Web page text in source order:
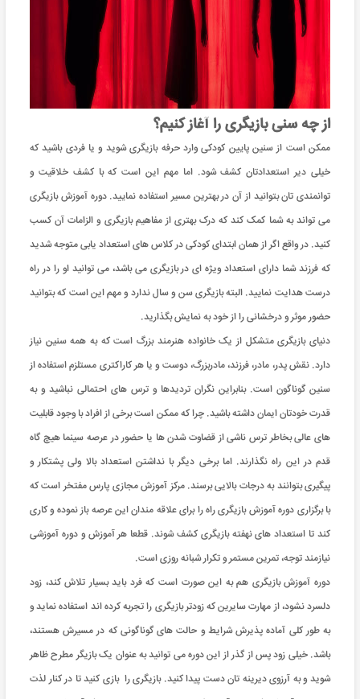
از چه سنی بازیگری را آغاز کنیم؟
ممکن است از سنین پایین کودکی وارد حرفه بازیگری شوید و یا فردی باشید که
خیلی دیر استعدادتان کشف شود. اما مهم این است که با کشف خلاقیت و
توانمندی تان بتوانید از آن در بهترین مسیر استفاده نمایید. دوره آموزش بازیگری
می تواند به شما کمک کند که درک بهتری از مفاهیم بازیگری و الزامات آن کسب
کنید. در واقع اگر از همان ابتدای کودکی در کلاس های استعداد یابی متوجه شدید
که فرزند شما دارای استعداد ویژه ای در بازیگری می باشد، می توانید او را در راه
درست هدایت نمایید. البته بازیگری سن و سال ندارد و مهم این است که بتوانید
حضور موثر و درخشانی را از خود به نمایش بگذارید.
دنیای بازیگری متشکل از یک خانواده هنرمند بزرگ است که به همه سنین نیاز
دارد. نقش پدر، مادر، فرزند، مادربزرگ، دوست و یا هر کاراکتری مستلزم استفاده از
سنین گوناگون است. بنابراین نگران تردیدها و ترس های احتمالی نباشید و به
قدرت خودتان ایمان داشته باشید. چرا که ممکن است برخی از افراد با وجود قابلیت
های عالی بخاطر ترس ناشی از قضاوت شدن ها یا حضور در عرصه سینما هیچ گاه
قدم در این راه نگذارند. اما برخی دیگر با نداشتن استعداد بالا ولی پشتکار و
پیگیری بتوانند به درجات بالایی برسند. مرکز آموزش مجازی پارس مفتخر است که
با برگزاری دوره آموزش بازیگری راه را برای علاقه مندان این عرصه باز نموده و کاری
کند تا استعداد های نهفته بازیگری کشف شوند. قطعا هر آموزش و دوره آموزشی
نیازمند توجه، تمرین مستمر و تکرار شبانه روزی است.
دوره آموزش بازیگری هم به این صورت است که فرد باید بسیار تلاش کند، زود
دلسرد نشود، از مهارت سایرین که زودتر بازیگری را تجربه کرده اند استفاده نماید و
به طور کلی آماده پذیرش شرایط و حالت های گوناگونی که در مسیرش هستند،
باشد. خیلی زود پس از گذر از این دوره می توانید به عنوان یک بازیگر مطرح ظاهر
شوید و به آرزوی دیرینه تان دست پیدا کنید. بازیگری را بازی کنید تا در کنار لذت